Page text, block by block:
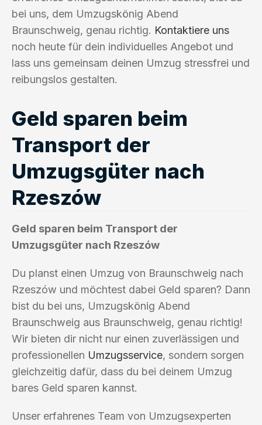
bei uns, dem Umzugskönig Abend
Braunschweig, genau richtig. Kontaktiere uns
noch heute für dein individuelles Angebot und
lass uns gemeinsam deinen Umzug stressfrei und
reibungslos gestalten.
Geld sparen beim
Transport der
Umzugsgüter nach
Rzeszów
Geld sparen beim Transport der
Umzugsgüter nach Rzeszów
Du planst einen Umzug von Braunschweig nach
Rzeszów und möchtest dabei Geld sparen? Dann
bist du bei uns, Umzugskönig Abend
Braunschweig aus Braunschweig, genau richtig!
Wir bieten dir nicht nur einen zuverlässigen und
professionellen Umzugsservice, sondern sorgen
gleichzeitig dafür, dass du bei deinem Umzug
bares Geld sparen kannst.
Unser erfahrenes Team von Umzugsexperten